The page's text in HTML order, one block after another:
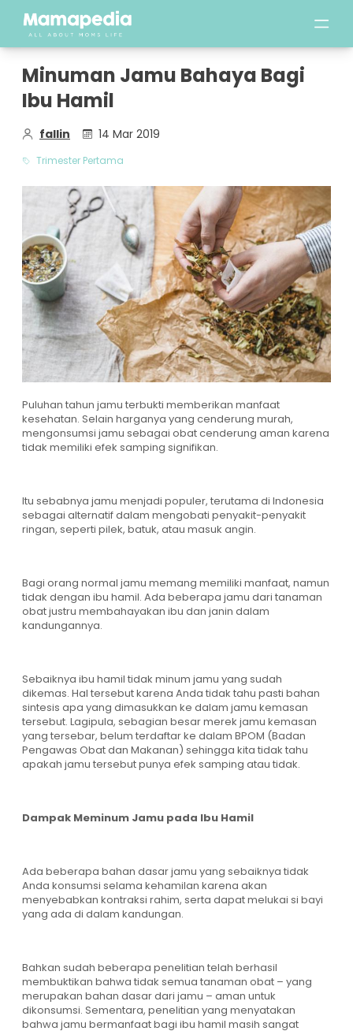
Minuman Jamu Bahaya Bagi
Ibu Hamil
fallin 14 Mar 2019
Trimester Pertama
Puluhan tahun jamu terbukti memberikan manfaat
kesehatan. Selain harganya yang cenderung murah,
mengonsumsi jamu sebagai obat cenderung aman karena
tidak memiliki efek samping signifikan.
Itu sebabnya jamu menjadi populer, terutama di Indonesia
sebagai alternatif dalam mengobati penyakit-penyakit
ringan, seperti pilek, batuk, atau masuk angin.
Bagi orang normal jamu memang memiliki manfaat, namun
tidak dengan ibu hamil. Ada beberapa jamu dari tanaman
obat justru membahayakan ibu dan janin dalam
kandungannya.
Sebaiknya ibu hamil tidak minum jamu yang sudah
dikemas. Hal tersebut karena Anda tidak tahu pasti bahan
sintesis apa yang dimasukkan ke dalam jamu kemasan
tersebut. Lagipula, sebagian besar merek jamu kemasan
yang tersebar, belum terdaftar ke dalam BPOM (Badan
Pengawas Obat dan Makanan) sehingga kita tidak tahu
apakah jamu tersebut punya efek samping atau tidak.
Dampak Meminum Jamu pada Ibu Hamil
Ada beberapa bahan dasar jamu yang sebaiknya tidak
Anda konsumsi selama kehamilan karena akan
menyebabkan kontraksi rahim, serta dapat melukai si bayi
yang ada di dalam kandungan.
Bahkan sudah beberapa penelitian telah berhasil
membuktikan bahwa tidak semua tanaman obat – yang
merupakan bahan dasar dari jamu – aman untuk
dikonsumsi. Sementara, penelitian yang menyatakan
bahwa jamu bermanfaat bagi ibu hamil masih sangat